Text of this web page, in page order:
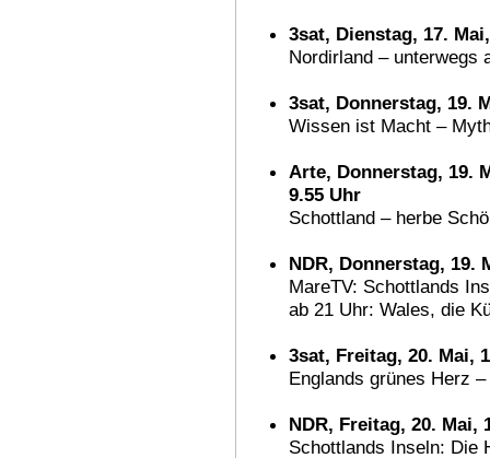
3sat, Dienstag, 17.
Nordirland – unterwegs
3sat, Donnerstag, 19.
Wissen ist Macht –
Arte, Donnerstag, 19.
9.55 Uhr
Schottland – herbe
NDR, Donnerstag, 19.
MareTV: Schottlands
ab 21 Uhr: Wales, die
3sat, Freitag, 20. Mai,
Englands grünes Herz
NDR, Freitag, 20. Mai,
Schottlands Inseln: Die